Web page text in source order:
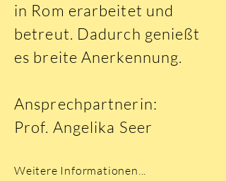
in Rom erarbeitet und
betreut. Dadurch genießt
es breite Anerkennung.
Ansprechpartnerin:
Prof. Angelika Seer
Weitere Informationen...